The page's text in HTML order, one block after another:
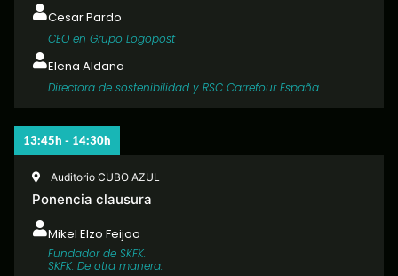
Cesar Pardo
CEO en Grupo Logopost
Elena Aldana
Directora de sostenibilidad y RSC Carrefour España
13:45h - 14:30h
Auditorio CUBO AZUL
Ponencia clausura
Mikel Elzo Feijoo
Fundador de SKFK.
SKFK. De otra manera.